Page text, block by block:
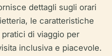
dettagli sugli orari
le caratteristiche
di viaggio per
inclusiva e piacevole.